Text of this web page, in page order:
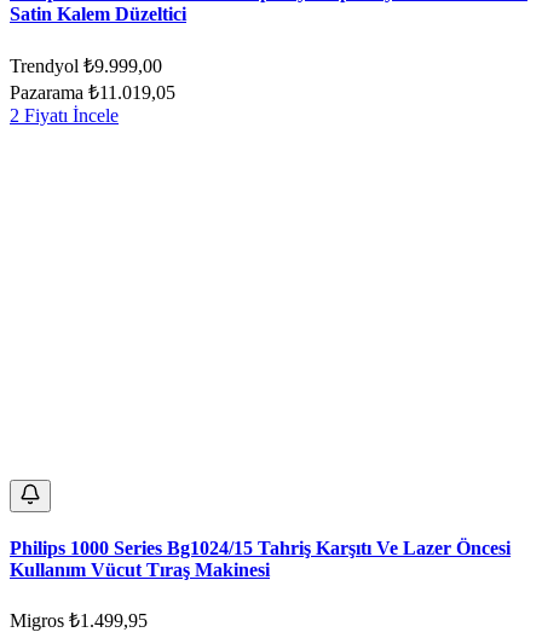
Satin Kalem Düzeltici
Trendyol ₺9.999,00
Pazarama ₺11.019,05
2 Fiyatı İncele
Philips 1000 Series Bg1024/15 Tahriş Karşıtı Ve Lazer Öncesi
Kullanım Vücut Tıraş Makinesi
Migros ₺1.499,95